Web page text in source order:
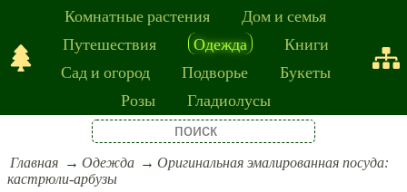
Комнатные растения
Дом и семья
Путешествия
Одежда
Книги
Сад и огород
Подворье
Букеты
Розы
Гладиолусы
Главная Одежда
Оригинальная эмалированная посуда:
кастрюли-арбузы